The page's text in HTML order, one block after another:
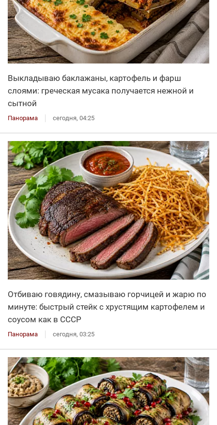
Выкладываю баклажаны, картофель и фарш
слоями: греческая мусака получается нежной и
сытной
Панорама сегодня, 04:25
Отбиваю говядину, смазываю горчицей и жарю по
минуте: быстрый стейк с хрустящим картофелем и
соусом как в СССР
Панорама сегодня, 03:25